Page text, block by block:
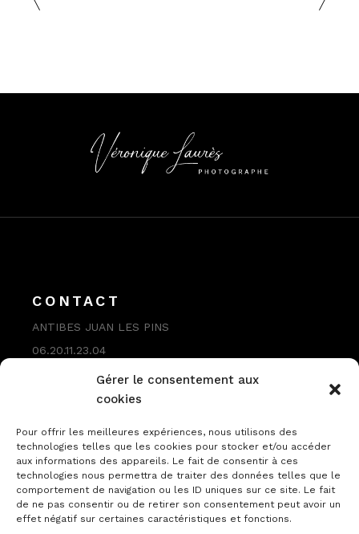
Gérer le consentement aux
cookies
Pour offrir les meilleures expériences, nous utilisons des
technologies telles que les cookies pour stocker et/ou accéder
aux informations des appareils. Le fait de consentir à ces
technologies nous permettra de traiter des données telles que le
comportement de navigation ou les ID uniques sur ce site. Le fait
de ne pas consentir ou de retirer son consentement peut avoir un
effet négatif sur certaines caractéristiques et fonctions.
CONTACT
ANTIBES JUAN LES PINS
06.20.11.23.04
contact@veroniquelaures.com